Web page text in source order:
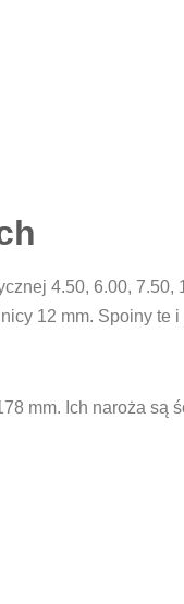
4.50, 6.00, 7.50,
12 mm. Spoiny te
mm. Ich naroża są